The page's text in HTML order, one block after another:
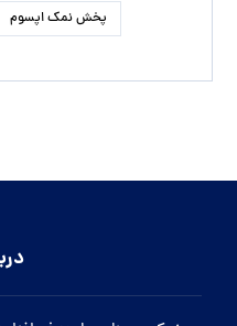
پخش نمک اپسوم